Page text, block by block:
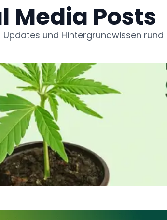
Media Posts
Updates und Hintergrundwissen